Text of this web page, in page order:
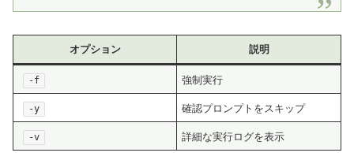
オプション 説明
-f 強制実行
-y 確認プロンプトをスキップ
-v 詳細な実行ログを表示